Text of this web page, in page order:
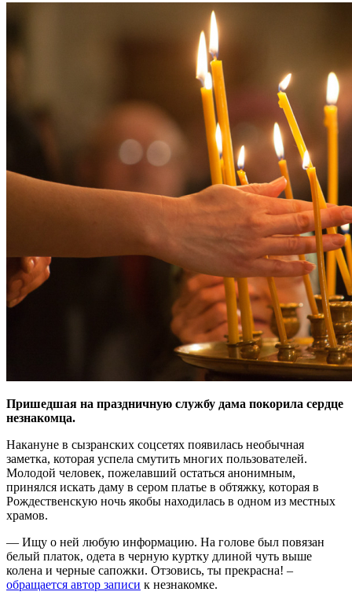
Пришедшая на праздничную службу дама покорила сердце
незнакомца.
Накануне в сызранских соцсетях появилась необычная
заметка, которая успела смутить многих пользователей.
Молодой человек, пожелавший остаться анонимным,
принялся искать даму в сером платье в обтяжку, которая в
Рождественскую ночь якобы находилась в одном из местных
храмов.
— Ищу о ней любую информацию. На голове был повязан
белый платок, одета в черную куртку длиной чуть выше
колена и черные сапожки. Отзовись, ты прекрасна! –
обращается автор записи к незнакомке.